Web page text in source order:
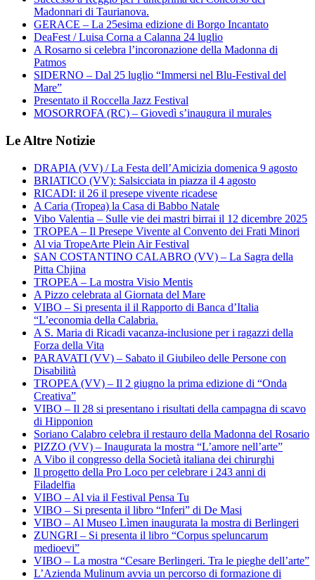
Madonnari di Taurianova.
GERACE – La 25esima edizione di Borgo Incantato
DeaFest / Luisa Corna a Calanna 24 luglio
A Rosarno si celebra l’incoronazione della Madonna di
Patmos
SIDERNO – Dal 25 luglio “Immersi nel Blu-Festival del
Mare”
Presentato il Roccella Jazz Festival
MOSORROFA (RC) – Giovedì s’inaugura il murales
Le Altre Notizie
DRAPIA (VV) / La Festa dell’Amicizia domenica 9 agosto
BRIATICO (VV): Salsicciata in piazza il 4 agosto
RICADI: il 26 il presepe vivente ricadese
A Caria (Tropea) la Casa di Babbo Natale
Vibo Valentia – Sulle vie dei mastri birrai il 12 dicembre 2025
TROPEA – Il Presepe Vivente al Convento dei Frati Minori
Al via TropeArte Plein Air Festival
SAN COSTANTINO CALABRO (VV) – La Sagra della
Pitta Chjina
TROPEA – La mostra Visio Mentis
A Pizzo celebrata al Giornata del Mare
VIBO – Si presenta il il Rapporto di Banca d’Italia
“L’economia della Calabria.
A S. Maria di Ricadi vacanza-inclusione per i ragazzi della
Forza della Vita
PARAVATI (VV) – Sabato il Giubileo delle Persone con
Disabilità
TROPEA (VV) – Il 2 giugno la prima edizione di “Onda
Creativa”
VIBO – Il 28 si presentano i risultati della campagna di scavo
di Hipponion
Soriano Calabro celebra il restauro della Madonna del Rosario
PIZZO (VV) – Inaugurata la mostra “L’amore nell’arte”
A Vibo il congresso della Società italiana dei chirurghi
Il progetto della Pro Loco per celebrare i 243 anni di
Filadelfia
VIBO – Al via il Festival Pensa Tu
VIBO – Si presenta il libro “Inferi” di De Masi
VIBO – Al Museo Lìmen inaugurata la mostra di Berlingeri
ZUNGRI – Si presenta il libro “Corpus speluncarum
medioevi”
VIBO – La mostra “Cesare Berlingeri. Tra le pieghe dell’arte”
L’Azienda Mulinum avvia un percorso di formazione di